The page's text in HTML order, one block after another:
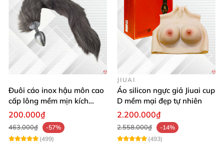
Đuôi cáo inox hậu môn cao
cấp lông mềm mịn kích
thích khoái cảm
200.000₫
463.000₫
-57%
(499)
JIUAI
Áo silicon ngực giả Jiuai cup
D mềm mại đẹp tự nhiên
2.200.000₫
2.558.000₫
-14%
(493)